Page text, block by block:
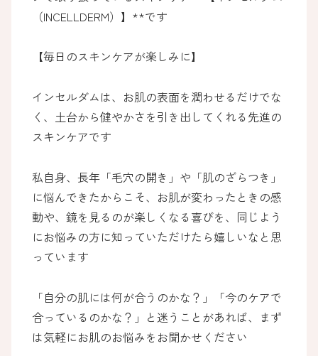
（INCELLDERM）】**です
【毎日のスキンケアが楽しみに】
インセルダムは、お肌の表面を潤わせるだけでな
く、土台から健やかさを引き出してくれる先進の
スキンケアです
私自身、長年「毛穴の開き」や「肌のざらつき」
に悩んできたからこそ、お肌が変わったときの感
動や、鏡を見るのが楽しくなる喜びを、同じよう
にお悩みの方に知っていただけたら嬉しいなと思
っています
「自分の肌には何が合うのかな？」「今のケアで
合っているのかな？」と迷うことがあれば、まず
は気軽にお肌のお悩みをお聞かせください